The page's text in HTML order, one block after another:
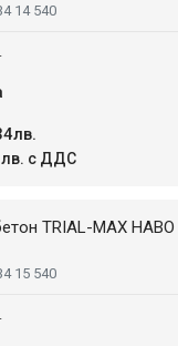
14 540
с ДДС
TRIAL-MAX HABO
15 540